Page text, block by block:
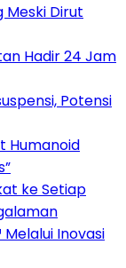
Meski Dirut
Hadir 24 Jam
Potensi
Humanoid
ke Setiap
Inovasi